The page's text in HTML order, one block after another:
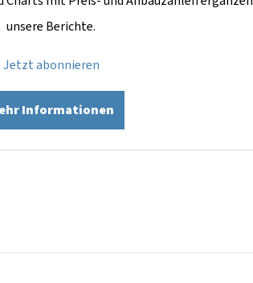
unsere Berichte.
Jetzt abonnieren
Informationen